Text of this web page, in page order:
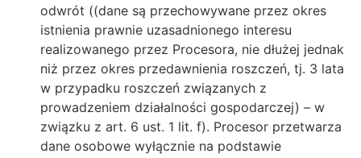
odwrót ((dane są przechowywane przez okres
istnienia prawnie uzasadnionego interesu
realizowanego przez Procesora, nie dłużej jednak
niż przez okres przedawnienia roszczeń, tj. 3 lata
w przypadku roszczeń związanych z
prowadzeniem działalności gospodarczej) – w
związku z art. 6 ust. 1 lit. f). Procesor przetwarza
dane osobowe wyłącznie na podstawie